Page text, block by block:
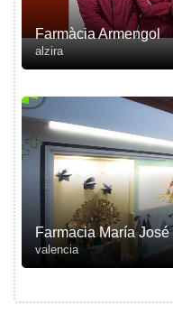
Farmàcia Armengol
alzira
Farmacia María
valencia